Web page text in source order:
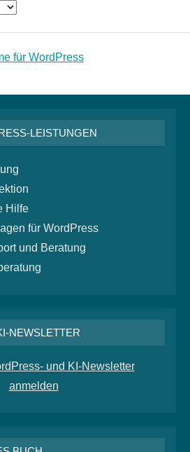
LEISTUNGEN
Hilfe
für WordPress
und Beratung
NEWSLETTER